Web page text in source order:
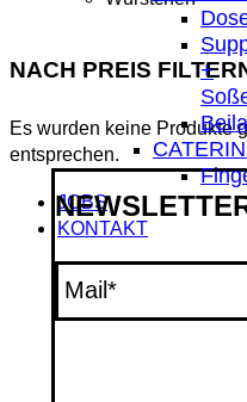
+
JOBS
KONTAKT
NACH PREIS
Es wurden keine Produkte
entsprechen.